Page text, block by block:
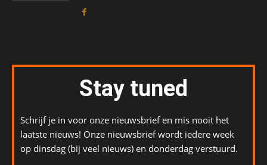
Stay tuned
Schrijf je in voor onze nieuwsbrief en mis nooit het
laatste nieuws! Onze nieuwsbrief wordt iedere week
op dinsdag (bij veel nieuws) en donderdag verstuurd.